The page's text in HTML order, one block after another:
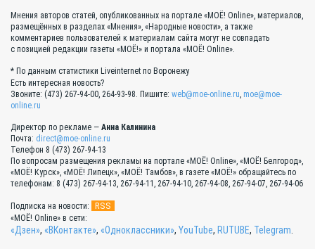
Мнения авторов статей, опубликованных на портале «МОЁ! Online», материалов,
размещённых в разделах «Мнения», «Народные новости», а также
комментариев пользователей к материалам сайта могут не совпадать
с позицией редакции газеты «МОЁ!» и портала «МОЁ! Online».
* По данным статистики Liveinternet по Воронежу
Есть интересная новость?
Звоните: (473) 267-94-00, 264-93-98. Пишите: web@moe-online.ru, moe@moe-
online.ru
Директор по рекламе — Анна Калинина
Почта: direct@moe-online.ru
Телефон 8 (473) 267-94-13
По вопросам размещения рекламы на портале «МОЁ! Online», «МОЁ! Белгород»,
«МОЁ! Курск», «МОЁ! Липецк», «МОЁ! Тамбов», в газете «МОЁ!» обращайтесь по
телефонам: 8 (473) 267-94-13, 267-94-11, 267-94-10, 267-94-08, 267-94-07, 267-94-06
Подписка на новости: RSS
«МОЁ! Online» в сети:
«Дзен», «ВКонтакте», «Одноклассники», YouTube, RUTUBE, Telegram.